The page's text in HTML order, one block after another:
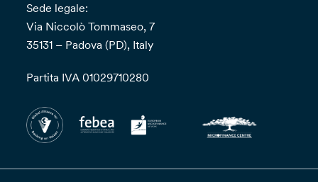
Sede legale:
Via Niccolò Tommaseo, 7
35131 – Padova (PD), Italy
Partita IVA 01029710280